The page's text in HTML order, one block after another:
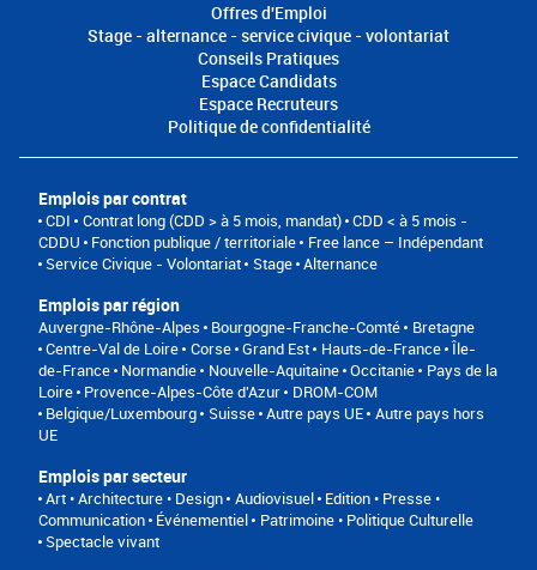
Offres d'Emploi
Stage - alternance - service civique - volontariat
Conseils Pratiques
Espace Candidats
Espace Recruteurs
Politique de confidentialité
Emplois par contrat
CDI Contrat long (CDD > à 5 mois, mandat) CDD < à 5 mois -
CDDU
Fonction publique / territoriale
Free lance – Indépendant
Service Civique - Volontariat
Stage Alternance
Emplois par région
Auvergne-Rhône-Alpes Bourgogne-Franche-Comté
Bretagne
Centre-Val de Loire Corse Grand Est Hauts-de-France Île-
de-France Normandie Nouvelle-Aquitaine Occitanie
Pays de la
Loire Provence-Alpes-Côte d'Azur
DROM-COM
Belgique/Luxembourg
Suisse Autre pays UE Autre pays hors
UE
Emplois par secteur
Art • Architecture • Design Audiovisuel Edition • Presse •
Communication Événementiel
Patrimoine • Politique Culturelle
Spectacle vivant